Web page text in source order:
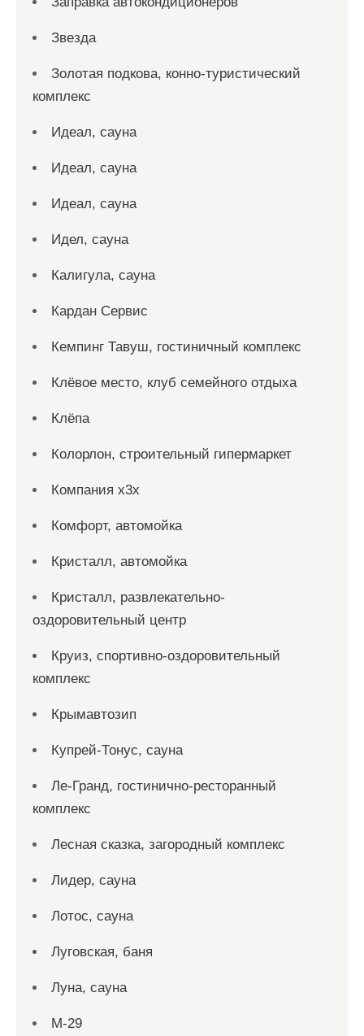
Звезда
Золотая подкова, конно-туристический
комплекс
Идеал, сауна
Идеал, сауна
Идеал, сауна
Идел, сауна
Калигула, сауна
Кардан Сервис
Кемпинг Тавуш, гостиничный комплекс
Клёвое место, клуб семейного отдыха
Клёпа
Колорлон, строительный гипермаркет
Компания x3x
Комфорт, автомойка
Кристалл, автомойка
Кристалл, развлекательно-
оздоровительный центр
Круиз, спортивно-оздоровительный
комплекс
Крымавтозип
Купрей-Тонус, сауна
Ле-Гранд, гостинично-ресторанный
комплекс
Лесная сказка, загородный комплекс
Лидер, сауна
Лотос, сауна
Луговская, баня
Луна, сауна
М-29